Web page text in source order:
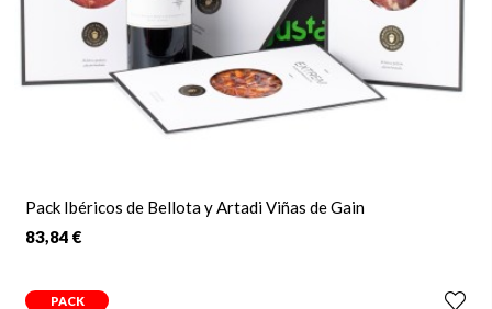
Pack Ibéricos de Bellota y Artadi Viñas de Gain
83,84 €
PACK